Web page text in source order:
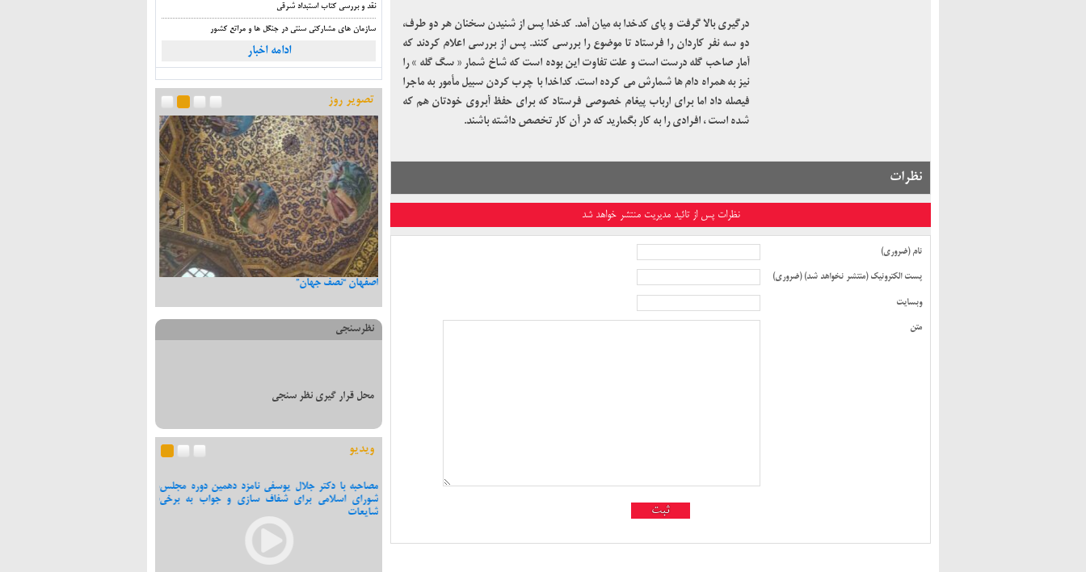
درگیری بالا گرفت و پای کدخدا به میان آمد. کدخدا پس از شنیدن سخنان هر دو طرف،
دو سه نفر کاردان را فرستاد تا موضوع را بررسی کنند. پس از بررسی اعلام کردند که
آمار صاحب گله درست است و علت تفاوت این بوده است که شاخ شمار «سگ گله » را
نیز به همراه دام ها شمارش می کرده است. کداخدا با چرب کردن سبیل مأمور به ماجرا
فیصله داد اما برای ارباب پیغام خصوصی فرستاد که برای حفظ آبروی خودتان هم که
شده است ، افرادی را به کار بگمارید که در آن کار تخصص داشته باشند.
نظرات
نظرات پس از تائید مدیریت منتشر خواهد شد
نام (ضروری)
پست الکترونیک (منتشر نخواهد شد) (ضروری)
وبسایت
متن
نقد و بررسی کتاب استبداد شرقی
سازمان های مشارکتی سنتی در جنگل ها و مراتع کشور
ادامه اخبار
تصویر روز
اصفهان “نصف جهان”
تسلیت دکتر جلال یوسفی به مناسبت در گذشت دکتر جواد
صفی نژاد، پدر قنات ایران
نظرسنجی
محل قرار گیری نظر سنجی
ویدیو
مصاحبه با دکتر جلال یوسفی نامزد دهمین دوره مجلس
شورای اسلامی برای شفاف سازی و جواب به برخی
شایعات
مصاحبه با دکتر جلال یوسفی نامزد دهمین دوره مجلس
شورای اسلامی برای شفاف سازی و جواب به برخی